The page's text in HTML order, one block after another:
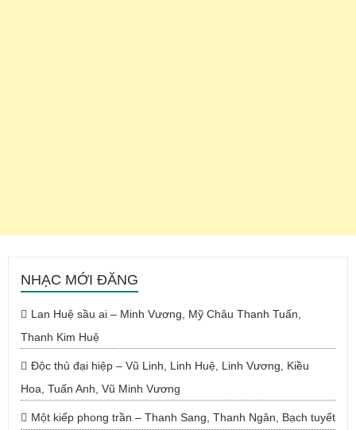
NHẠC MỚI ĐĂNG
Lan Huệ sầu ai – Minh Vương, Mỹ Châu Thanh Tuấn,
Thanh Kim Huệ
Độc thủ đại hiệp – Vũ Linh, Linh Huệ, Linh Vương, Kiều
Hoa, Tuấn Anh, Vũ Minh Vương
Một kiếp phong trần – Thanh Sang, Thanh Ngân, Bạch tuyết